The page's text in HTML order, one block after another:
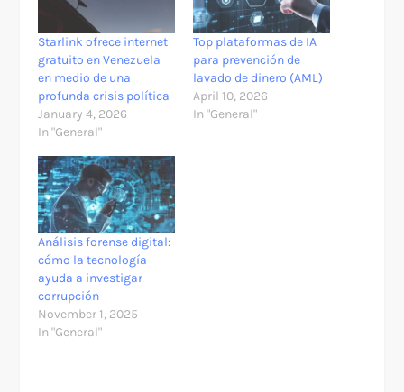
Starlink ofrece internet
gratuito en Venezuela
en medio de una
profunda crisis política
January 4, 2026
In "General"
Top plataformas de IA
para prevención de
lavado de dinero (AML)
April 10, 2026
In "General"
Análisis forense digital:
cómo la tecnología
ayuda a investigar
corrupción
November 1, 2025
In "General"